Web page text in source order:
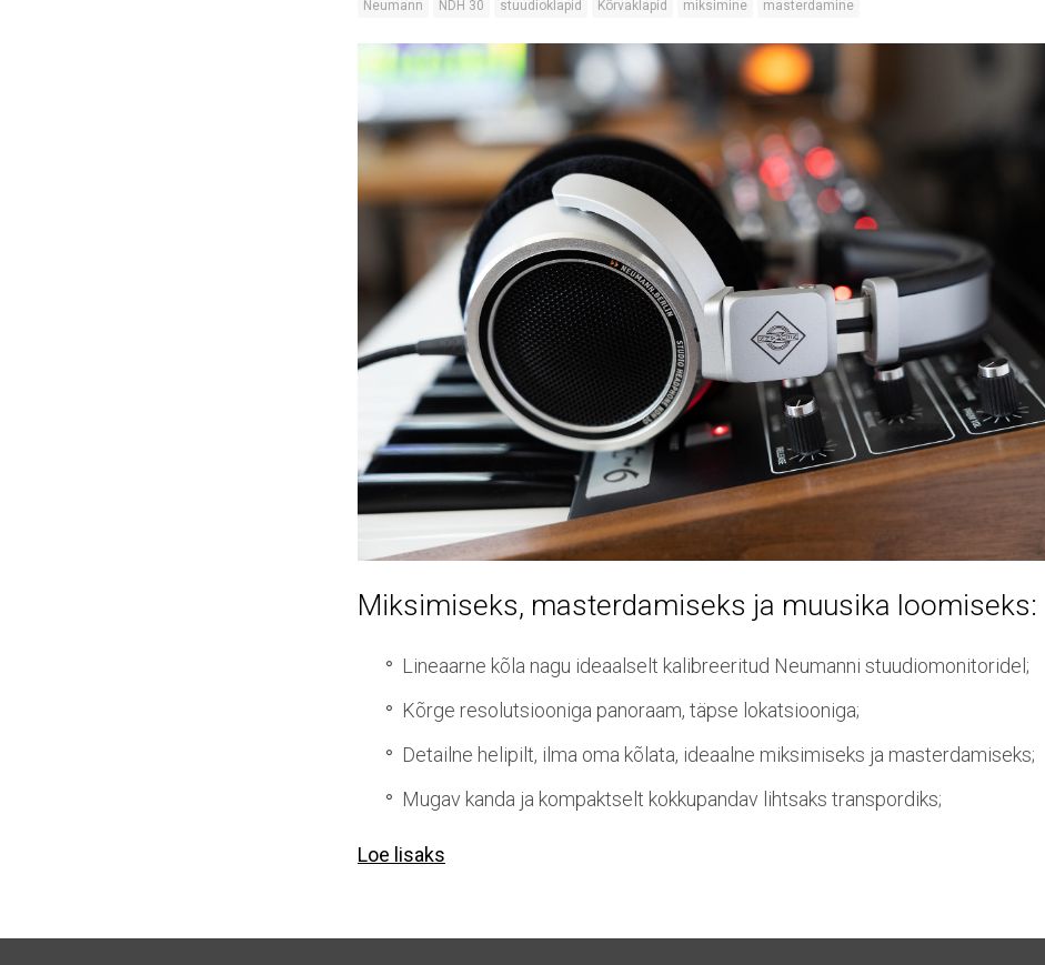
Neumann NDH 30 stuudioklapid Kõrvaklapid miksimine masterdamine
Miksimiseks, masterdamiseks ja muusika loomiseks:
Lineaarne kõla nagu ideaalselt kalibreeritud Neumanni stuudiomonitoridel;
Kõrge resolutsiooniga panoraam, täpse lokatsiooniga;
Detailne helipilt, ilma oma kõlata, ideaalne miksimiseks ja masterdamiseks;
Mugav kanda ja kompaktselt kokkupandav lihtsaks transpordiks;
Loe lisaks